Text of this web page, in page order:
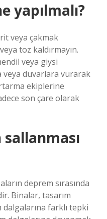
yapılmalı?
veya çakmak
toz kaldırmayın.
veya giysi
veya duvarlara vurarak
ekiplerine
son çare olarak
deprem sırasında
Binalar, tasarım
farklı tepki